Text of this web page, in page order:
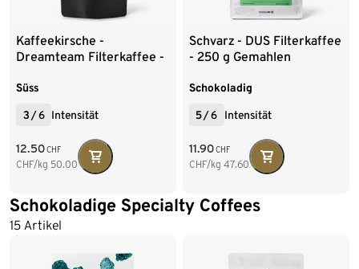
Kaffeekirsche -
Dreamteam Filterkaffee -
Süss
3/6 Intensität
12.50CHF
CHF/kg 50.00
Schvarz - DUS Filterkaffee
- 250 g Gemahlen
Schokoladig
5/6 Intensität
11.90CHF
CHF/kg 47.60
Schokoladige Specialty Coffees
15 Artikel